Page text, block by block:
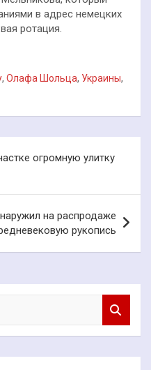
в адрес немецких
ротация.
, Олафа Шольца, Украины,
огромную улитку
на распродаже
рукопись